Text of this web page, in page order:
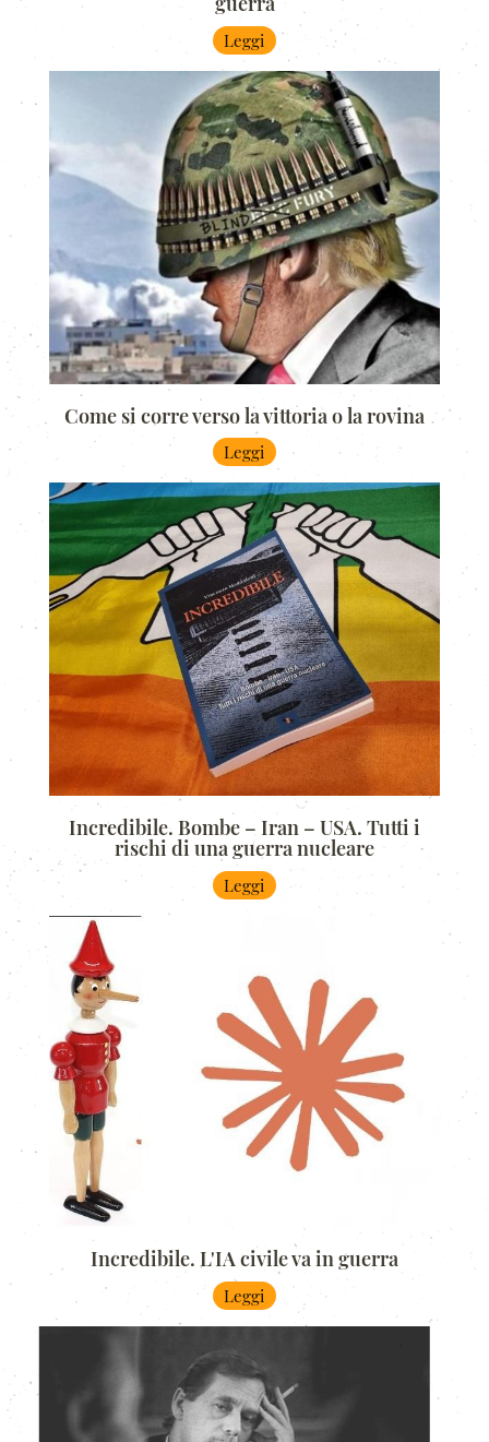
Leggi
Come si corre verso la vittoria o la rovina
Leggi
Incredibile. Bombe – Iran – USA. Tutti i
rischi di una guerra nucleare
Leggi
Incredibile. L'IA civile va in guerra
Leggi